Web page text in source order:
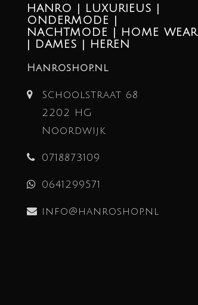
HANRO | LUXURIEUS |
ONDERMODE |
NACHTMODE | HOME WEAR
| DAMES | HEREN
Hanroshop.nl
Schoolstraat 68
2202 HG
Noordwijk
0718873109
0641299571
info@hanroshop.nl